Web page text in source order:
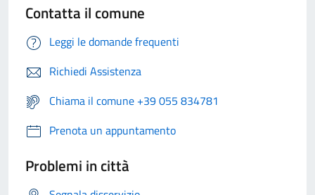
Contatta il comune
Leggi le domande frequenti
Richiedi Assistenza
Chiama il comune +39 055 834781
Prenota un appuntamento
Problemi in città